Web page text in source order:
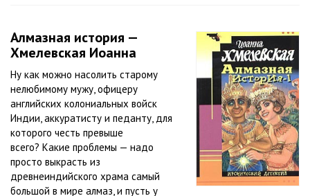
Алмазная история —
Хмелевская Иоанна
Ну как можно насолить старому
нелюбимому мужу, офицеру
английских колониальных войск
Индии, аккуратисту и педанту, для
которого честь превыше
всего? Какие проблемы — надо
просто выкрасть из
древнеиндийского храма самый
большой в мире алмаз, и пусть у